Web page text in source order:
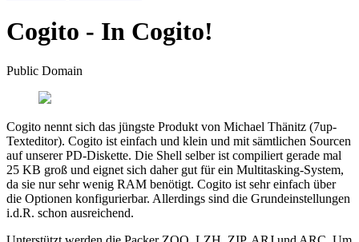
Cogito - In Cogito!
Public Domain
Cogito nennt sich das jüngste Produkt von Michael Thänitz (7up-
Texteditor). Cogito ist einfach und klein und mit sämtlichen Sourcen
auf unserer PD-Diskette. Die Shell selber ist compiliert gerade mal
25 KB groß und eignet sich daher gut für ein Multitasking-System,
da sie nur sehr wenig RAM benötigt. Cogito ist sehr einfach über
die Optionen konfigurierbar. Allerdings sind die Grundeinstellungen
i.d.R. schon ausreichend.